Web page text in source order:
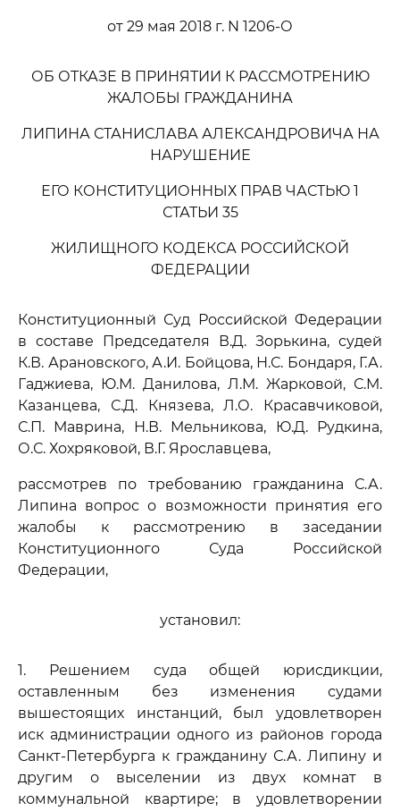
от 29 мая 2018 г. N 1206-О
ОБ ОТКАЗЕ В ПРИНЯТИИ К РАССМОТРЕНИЮ
ЖАЛОБЫ ГРАЖДАНИНА
ЛИПИНА СТАНИСЛАВА АЛЕКСАНДРОВИЧА НА
НАРУШЕНИЕ
ЕГО КОНСТИТУЦИОННЫХ ПРАВ ЧАСТЬЮ 1
СТАТЬИ 35
ЖИЛИЩНОГО КОДЕКСА РОССИЙСКОЙ
ФЕДЕРАЦИИ
Конституционный Суд Российской Федерации
в составе Председателя В.Д. Зорькина, судей
К.В. Арановского, А.И. Бойцова, Н.С. Бондаря, Г.А.
Гаджиева, Ю.М. Данилова, Л.М. Жарковой, С.М.
Казанцева, С.Д. Князева, Л.О. Красавчиковой,
С.П. Маврина, Н.В. Мельникова, Ю.Д. Рудкина,
О.С. Хохряковой, В.Г. Ярославцева,
рассмотрев по требованию гражданина С.А.
Липина вопрос о возможности принятия его
жалобы к рассмотрению в заседании
Конституционного Суда Российской
Федерации,
установил:
1. Решением суда общей юрисдикции,
оставленным без изменения судами
вышестоящих инстанций, был удовлетворен
иск администрации одного из районов города
Санкт-Петербурга к гражданину С.А. Липину и
другим о выселении из двух комнат в
коммунальной квартире; в удовлетворении